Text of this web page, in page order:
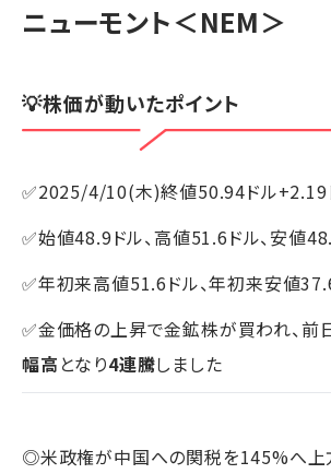
ニューモント＜NEM＞
💡株価が動いたポイント
✅2025/4/10(木)終値50.94ドル+2.19
✅始値48.9ドル、高値51.6ドル、安値
✅年初来高値51.6ドル、年初来安値
✅金価格の上昇で金鉱株が買われ、前
幅高 となり4連騰しました
◎米政権が中国への関税を145%へ上